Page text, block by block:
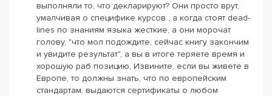
выполняли то, что декларируют? Они просто врут,
умалчивая о специфике курсов , а когда стоят dead-
lines по знаниям языка жесткие, а они морочат
голову, "что мол подождите, сейчас книгу закончим
и увидите результат", а вы в итоге теряете время и
хорошую раб позицию, Извините, если вы живете в
Европе, то должны знать, что по европейским
стандартам, выдаются сертификаты о любом